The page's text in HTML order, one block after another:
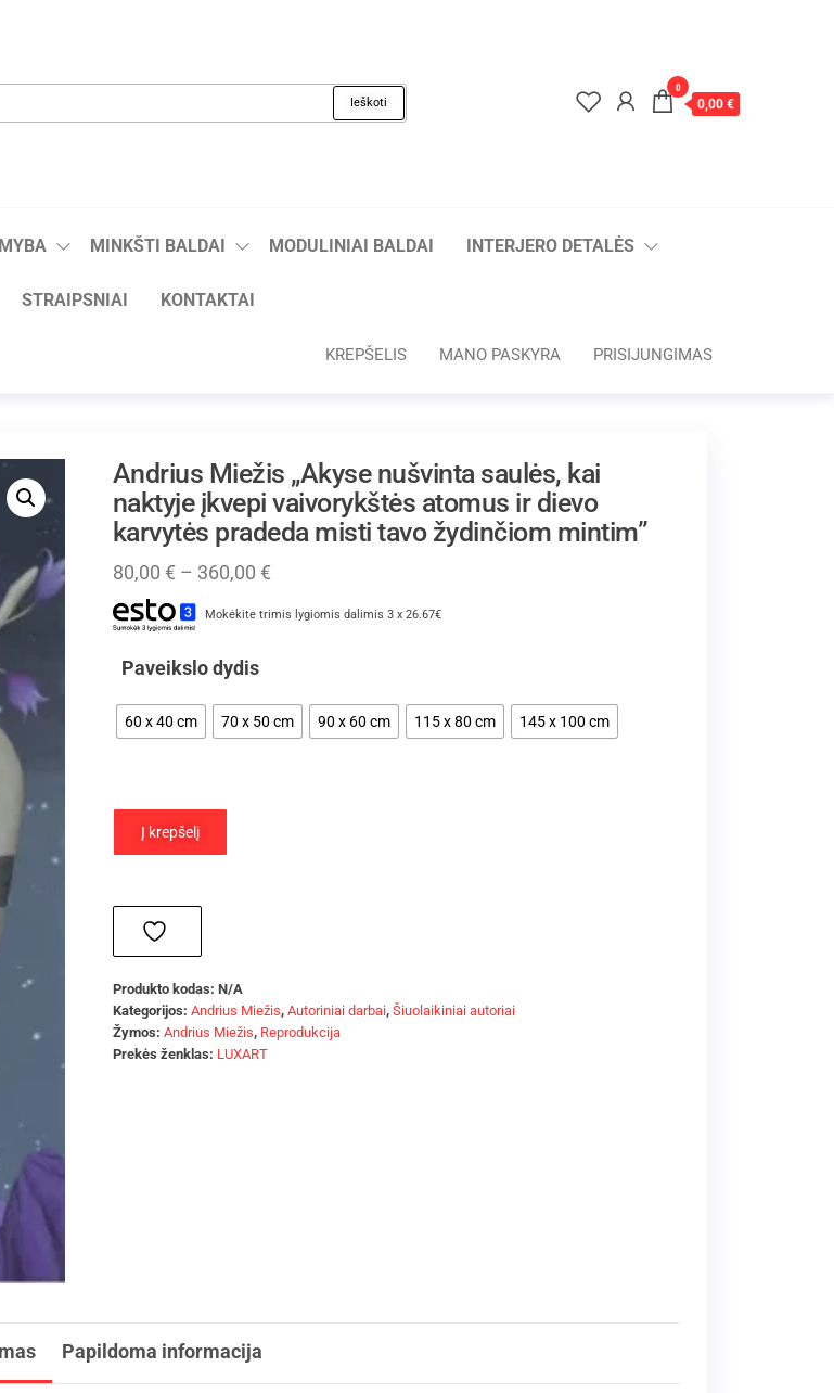
Ieškoti
0
0,00 €
MINKŠTI BALDAI MODULINIAI BALDAI INTERJERO DETALĖS
STRAIPSNIAI KONTAKTAI
KREPŠELIS MANO PASKYRA PRISIJUNGIMAS
Andrius Miežis „Akyse nušvinta saulės, kai
naktyje įkvepi vaivorykštės atomus ir dievo
karvytės pradeda misti tavo žydinčiom mintim”
80,00 € – 360,00 €
Mokėkite trimis lygiomis dalimis 3 x 26.67€
Paveikslo dydis
60 x 40 cm 70 x 50 cm 90 x 60 cm 115 x 80 cm 145 x 100 cm
Į krepšelį
Produkto kodas: N/A
Kategorijos: Andrius Miežis, Autoriniai darbai, Šiuolaikiniai autoriai
Žymos: Andrius Miežis, Reprodukcija
Prekės ženklas: LUXART
Papildoma informacija